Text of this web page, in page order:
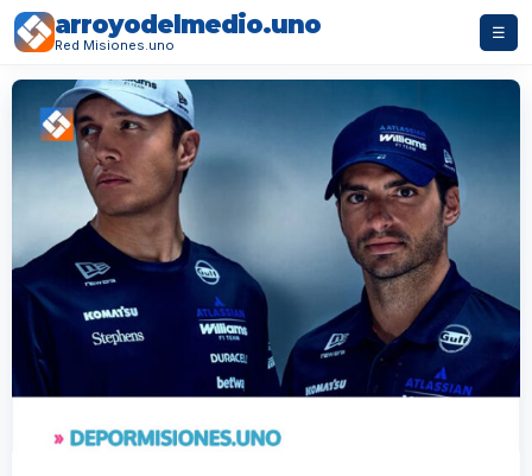
arroyodelmedio.uno
Red Misiones.uno
☰